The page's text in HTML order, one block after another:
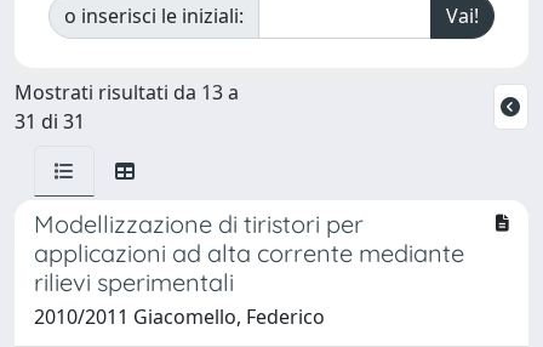
o inserisci le iniziali:
Mostrati risultati da 13 a
31 di 31
Modellizzazione di tiristori per
applicazioni ad alta corrente mediante
rilievi sperimentali
2010/2011 Giacomello, Federico